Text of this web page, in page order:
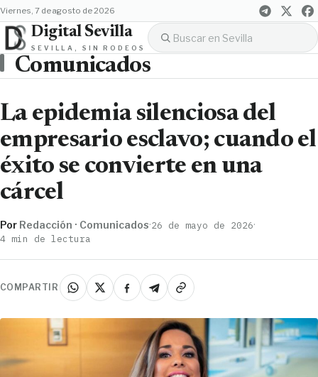
viernes, 7 de agosto de 2026
Digital Sevilla
SEVILLA, SIN RODEOS
Comunicados
La epidemia silenciosa del
empresario esclavo; cuando el
éxito se convierte en una
cárcel
Por Redacción · Comunicados·26 de mayo de 2026·
4 min de lectura
COMPARTIR